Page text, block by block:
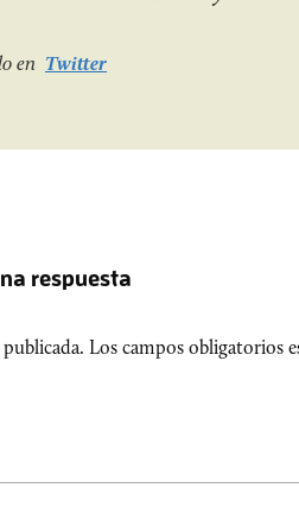
en Twitter
respuesta
Los campos obligatorios